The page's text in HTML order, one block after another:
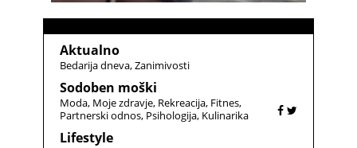
Aktualno
Bedarija dneva Zanimivosti
Sodoben moški
Moda Moje zdravje Rekreacija Fitnes
Partnerski odnos Psihologija Kulinarika
Lifestyle